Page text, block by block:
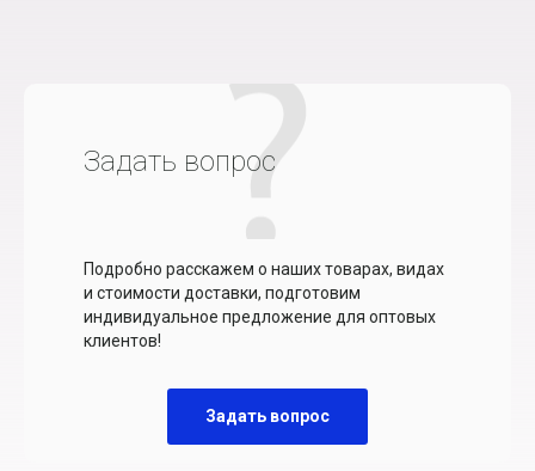
Задать вопрос
Подробно расскажем о наших товарах, видах
и стоимости доставки, подготовим
индивидуальное предложение для оптовых
клиентов!
Задать вопрос